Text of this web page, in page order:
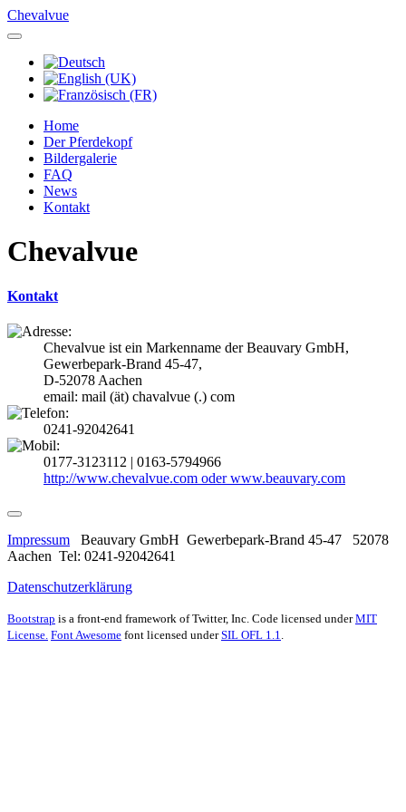
Chevalvue
Home
Der Pferdekopf
Bildergalerie
FAQ
News
Kontakt
Chevalvue
Kontakt
Chevalvue ist ein Markenname der Beauvary GmbH,
Gewerbepark-Brand 45-47,
D-52078 Aachen
email: mail (ät) chavalvue (.) com
0241-92042641
0177-3123112 | 0163-5794966
http://www.chevalvue.com oder www.beauvary.com
Impressum Beauvary GmbH Gewerbepark-Brand 45-47 52078
Aachen Tel: 0241-92042641
Datenschutzerklärung
Bootstrap is a front-end framework of Twitter, Inc. Code licensed underMIT
License. Font Awesome font licensed underSIL OFL 1.1.